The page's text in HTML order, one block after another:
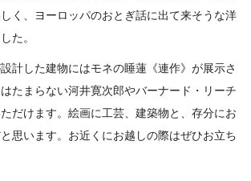
く、ヨーロッパのおとぎ話に出て来そうな洋
た。
計した建物にはモネの睡蓮《連作》が展示さ
たまらない河井寛次郎やバーナード・リーチ
だけます。絵画に工芸、建築物と、存分にお
思います。お近くにお越しの際はぜひお立ち